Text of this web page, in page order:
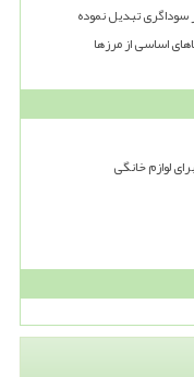
سوداگری تبدیل نموده
لوازم خانگی